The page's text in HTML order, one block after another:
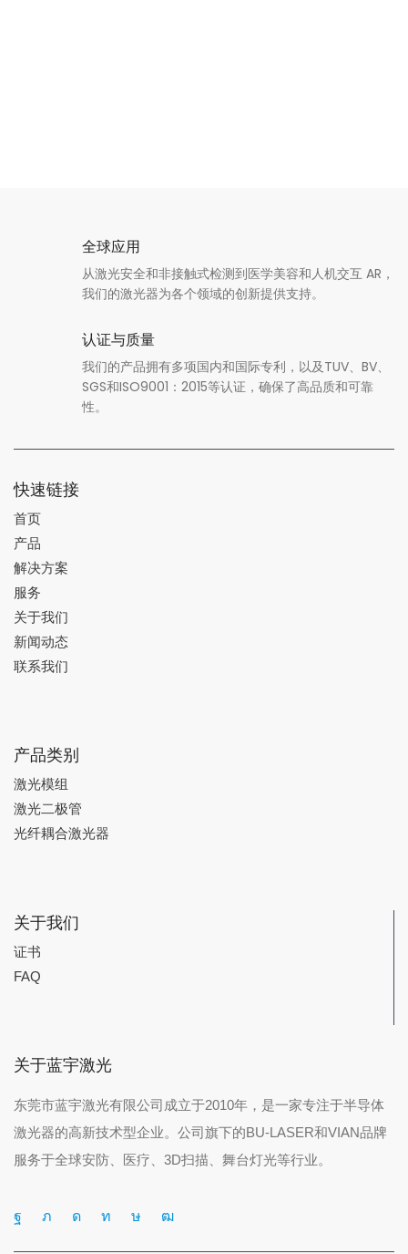
全球应用
从激光安全和非接触式检测到医学美容和人机交互 AR，
我们的激光器为各个领域的创新提供支持。
认证与质量
我们的产品拥有多项国内和国际专利，以及TUV、BV、
SGS和ISO9001：2015等认证，确保了高品质和可靠
性。
快速链接
首页
产品
解决方案
服务
关于我们
新闻动态
联系我们
产品类别
激光模组
激光二极管
光纤耦合激光器
关于我们
证书
FAQ
关于蓝宇激光
东莞市蓝宇激光有限公司成立于2010年，是一家专注于半导体
激光器的高新技术型企业。公司旗下的BU-LASER和VIAN品牌
服务于全球安防、医疗、3D扫描、舞台灯光等行业。